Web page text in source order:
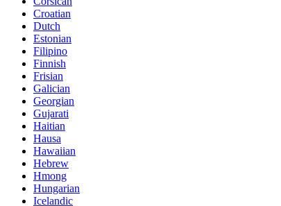
Croatian
Dutch
Estonian
Filipino
Finnish
Frisian
Galician
Georgian
Gujarati
Haitian
Hausa
Hawaiian
Hebrew
Hmong
Hungarian
Icelandic